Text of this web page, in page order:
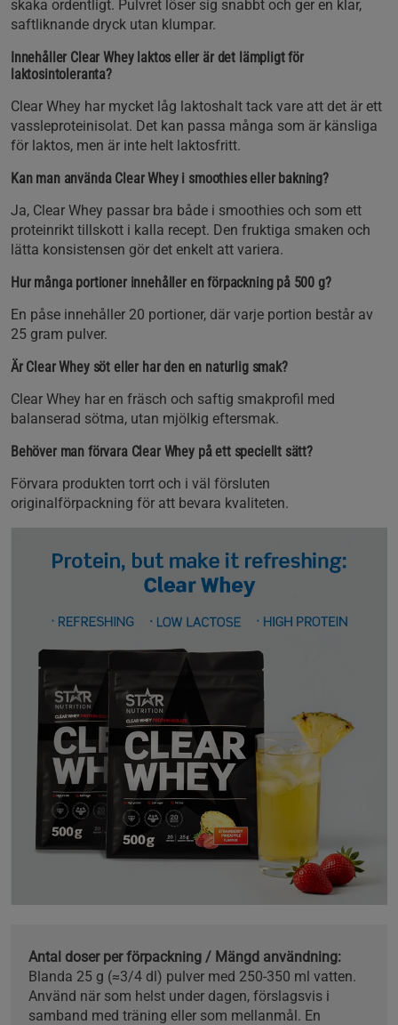
skaka ordentligt. Pulvret löser sig snabbt och ger en klar,
saftliknande dryck utan klumpar.
Innehåller Clear Whey laktos eller är det lämpligt för
laktosintoleranta?
Clear Whey har mycket låg laktoshalt tack vare att det är ett
vassleproteinisolat. Det kan passa många som är känsliga
för laktos, men är inte helt laktosfritt.
Kan man använda Clear Whey i smoothies eller bakning?
Ja, Clear Whey passar bra både i smoothies och som ett
proteinrikt tillskott i kalla recept. Den fruktiga smaken och
lätta konsistensen gör det enkelt att variera.
Hur många portioner innehåller en förpackning på 500 g?
En påse innehåller 20 portioner, där varje portion består av
25 gram pulver.
Är Clear Whey söt eller har den en naturlig smak?
Clear Whey har en fräsch och saftig smakprofil med
balanserad sötma, utan mjölkig eftersmak.
Behöver man förvara Clear Whey på ett speciellt sätt?
Förvara produkten torrt och i väl försluten
originalförpackning för att bevara kvaliteten.
Antal doser per förpackning / Mängd användning:
Blanda 25 g (≈3/4 dl) pulver med 250-350 ml vatten.
Använd när som helst under dagen, förslagsvis i
samband med träning eller som mellanmål. En